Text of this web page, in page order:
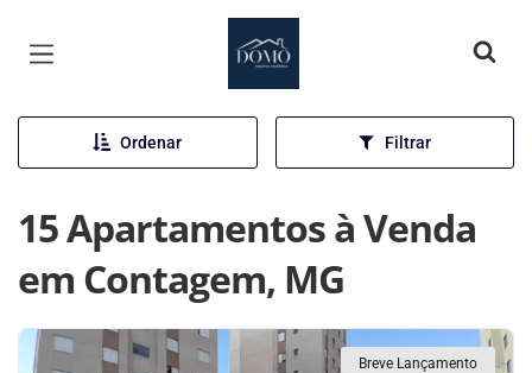
Página inicial
Ordenar Filtrar
15 Apartamentos à Venda
em Contagem, MG
Breve Lançamento